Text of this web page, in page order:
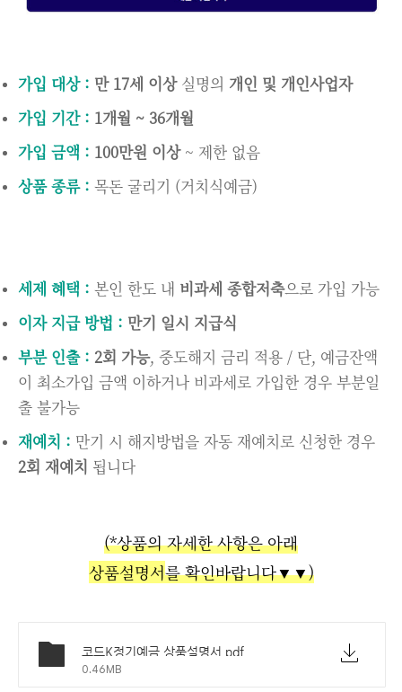
가입 대상 : 만 17세 이상실명의 개인 및 개인사업자
가입 기간 : 1개월 ~ 36개월
가입 금액 : 100만원 이상~ 제한 없음
상품 종류 : 목돈 굴리기 (거치식예금)
세제 혜택 : 본인 한도 내 비과세 종합저축으로 가입 가능
이자 지급 방법 : 만기 일시 지급식
부분 인출 : 2회 가능, 중도해지 금리 적용 / 단, 예금잔액
이 최소가입 금액 이하거나 비과세로 가입한 경우 부분일
출 불가능
재예치 : 만기 시 해지방법을 자동 재예치로 신청한 경우
2회 재예치 됩니다
(*상품의 자세한 사항은 아래
상품설명서를 확인바랍니다▼▼)
코드K정기예금 상품설명서.pdf
0.46MB